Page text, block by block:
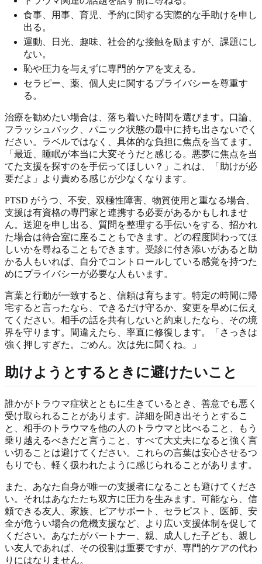
食事、用事、育児、予約に関する実際的な手助けを申し
出る。
運動、日光、趣味、社会的な接触を励ますが、課題にし
ない。
恥や圧力を与えずに専門的ケアを支える。
セラピー、薬、個人史に関するプライバシーを尊重す
る。
治療を勧めたい場合は、落ち着いた時間を選びます。口論、
フラッシュバック、パニック状態の最中に持ち出さないでく
ださい。ラベルではなく、具体的な負担に焦点を当てます。
「最近、睡眠が本当に大変そうだと感じる。悪夢に焦点を当
てた支援を探すのを手伝ってほしい？」これは、「助けが必
要だよ」より責める感じが少なくなります。
PTSD がうつ、不安、双極性障害、物質使用と重なる場合、
支援は有資格の専門家と連携する必要があるかもしれませ
ん。送迎を申し出る、質問を整理する手伝いをする、招かれ
た場合は待合室に座ることもできます。どの程度関わってほ
しいかを尋ねることもできます。受診に付き添いがあると助
かる人もいれば、自分でコントロールしている感覚を持つた
めにプライバシーが必要な人もいます。
言葉と行動が一致すると、信頼は育ちます。特定の時間に帰
宅すると言ったなら、できるだけ守るか、変更を早めに伝え
てください。相手の話を共有しないと約束したなら、その境
界を守ります。間違えたら、率直に修復します。「さっきは
強く押しすぎた。ごめん。次は先に聞くね。」
助けようとするときに避けたいこと
誰かがトラウマ症状とともに生きているとき、善意でも悪く
受け取られることがあります。詳細を聞き出そうとするこ
と、相手のトラウマを他の人のトラウマと比べること、もう
乗り越えるべきだと言うこと、すべて大丈夫になると強く言
い切ることは避けてください。これらの言葉は安心させるつ
もりでも、軽く扱われたように感じられることがあります。
また、あなた自身が唯一の支援者になることも避けてくださ
い。それはあなたたち双方に圧力を生みます。可能なら、信
頼できる友人、家族、ピアサポート、セラピスト、医師、安
全が危うい場合の危機支援など、より広い支援体制を促して
ください。あなたがパートナー、親、成人した子ども、親し
い友人であれば、その役割は重要ですが、専門的ケアの代わ
りにはなりません。